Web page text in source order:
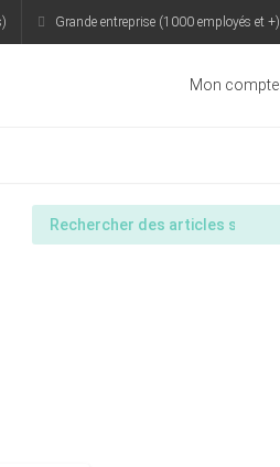
Grande entreprise (1000 employés et +)
Mon compte